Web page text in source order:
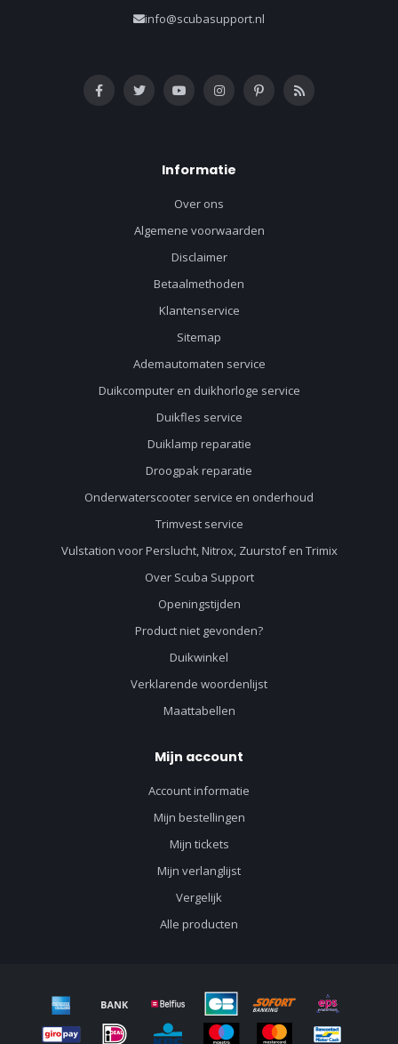
info@scubasupport.nl
Informatie
Over ons
Algemene voorwaarden
Disclaimer
Betaalmethoden
Klantenservice
Sitemap
Ademautomaten service
Duikcomputer en duikhorloge service
Duikfles service
Duiklamp reparatie
Droogpak reparatie
Onderwaterscooter service en onderhoud
Trimvest service
Vulstation voor Perslucht, Nitrox, Zuurstof en Trimix
Over Scuba Support
Openingstijden
Product niet gevonden?
Duikwinkel
Verklarende woordenlijst
Maattabellen
Mijn account
Account informatie
Mijn bestellingen
Mijn tickets
Mijn verlanglijst
Vergelijk
Alle producten